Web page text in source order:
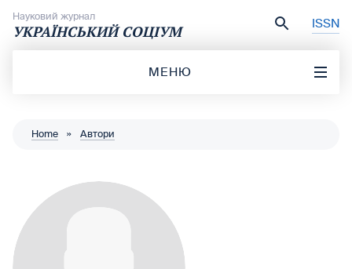
Науковий журнал
УКРАЇНСЬКИЙ СОЦІУМ ISSN
МЕНЮ
Home » Автори